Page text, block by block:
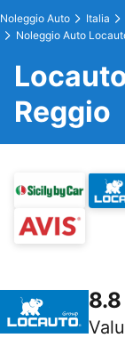
Noleggio Auto Italia
Noleggio Auto
Reggio
8.8